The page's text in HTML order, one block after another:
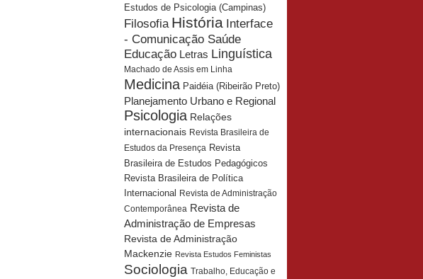
Estudos de Psicologia (Campinas)
Filosofia História Interface
- Comunicação Saúde
Educação Letras Linguística
Machado de Assis em Linha
Medicina Paidéia (Ribeirão Preto)
Planejamento Urbano e Regional
Psicologia Relações
internacionais Revista Brasileira de
Estudos da Presença Revista
Brasileira de Estudos Pedagógicos
Revista Brasileira de Política
Internacional Revista de Administração
Contemporânea Revista de
Administração de Empresas
Revista de Administração
Mackenzie Revista Estudos Feministas
Sociologia Trabalho, Educação e